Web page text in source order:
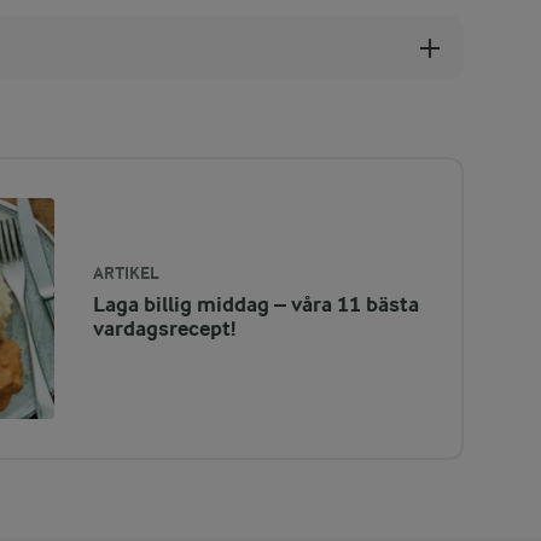
ARTIKEL
Laga billig middag – våra 11 bästa
vardagsrecept!